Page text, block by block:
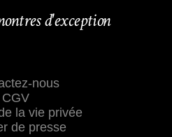
d'exception
nous
CGV
la vie privée
de presse